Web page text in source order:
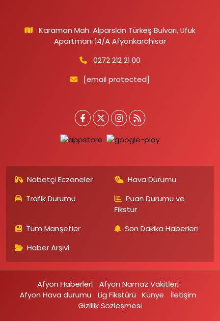
Karaman Mah. Alparslan Türkeş Bulvarı, Ufuk
Apartmanı 14/A Afyonkarahisar
0272 212 21 00
[email protected]
Nöbetçi Eczaneler
Hava Durumu
Trafik Durumu
Puan Durumu ve
Fikstür
Tüm Manşetler
Son Dakika Haberleri
Haber Arşivi
Afyon Haberleri
Afyon Namaz Vakitleri
Afyon Hava durumu
Lig Fikstürü Künye
İletişim
Gizlilik Sözleşmesi